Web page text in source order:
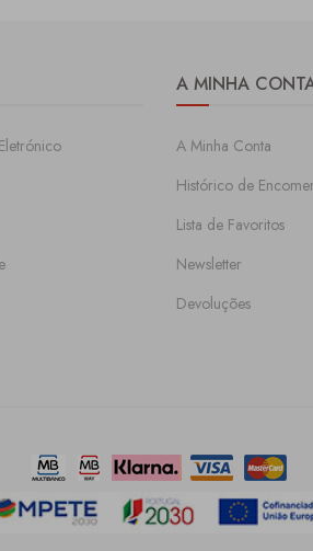
A MINHA
A Minha Conta
Histórico de
Lista de Favoritos
Newsletter
Devoluções